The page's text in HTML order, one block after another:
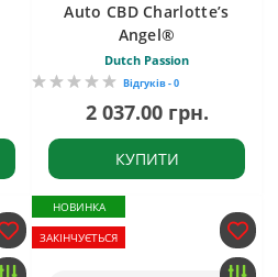
Auto CBD Charlotte’s
Angel®
Dutch Passion
Відгуків - 0
2 037.00 грн.
КУПИТИ
НОВИНКА
ЗАКІНЧУЄТЬСЯ